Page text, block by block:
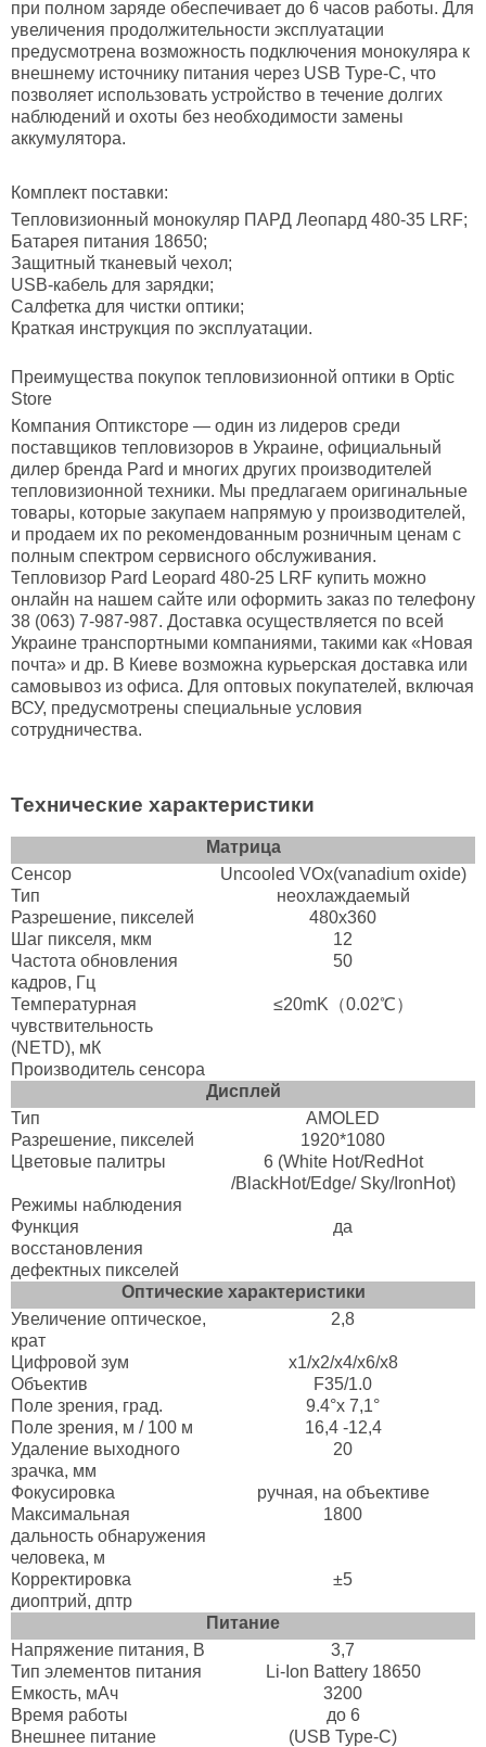
при полном заряде обеспечивает до 6 часов работы. Для
увеличения продолжительности эксплуатации
предусмотрена возможность подключения монокуляра к
внешнему источнику питания через USB Type-C, что
позволяет использовать устройство в течение долгих
наблюдений и охоты без необходимости замены
аккумулятора.
Комплект поставки:
Тепловизионный монокуляр ПАРД Леопард 480-35 LRF;
Батарея питания 18650;
Защитный тканевый чехол;
USB-кабель для зарядки;
Салфетка для чистки оптики;
Краткая инструкция по эксплуатации.
Преимущества покупок тепловизионной оптики в Optic
Store
Компания Оптиксторе — один из лидеров среди
поставщиков тепловизоров в Украине, официальный
дилер бренда Pard и многих других производителей
тепловизионной техники. Мы предлагаем оригинальные
товары, которые закупаем напрямую у производителей,
и продаем их по рекомендованным розничным ценам с
полным спектром сервисного обслуживания.
Тепловизор Pard Leopard 480-25 LRF купить можно
онлайн на нашем сайте или оформить заказ по телефону
38 (063) 7-987-987. Доставка осуществляется по всей
Украине транспортными компаниями, такими как «Новая
почта» и др. В Киеве возможна курьерская доставка или
самовывоз из офиса. Для оптовых покупателей, включая
ВСУ, предусмотрены специальные условия
сотрудничества.
Технические характеристики
Матрица
Сенсор
Uncooled VOx(vanadium oxide)
Тип
неохлаждаемый
Разрешение, пикселей
480х360
Шаг пикселя, мкм
12
Частота обновления
кадров, Гц
50
Температурная
чувствительность
(NETD), мК
≤20mK（0.02℃）
Производитель сенсора
Дисплей
Тип
AMOLED
Разрешение, пикселей
1920*1080
Цветовые палитры
6 (White Hot/RedHot
/BlackHot/Edge/ Sky/IronHot)
Режимы наблюдения
Функция
восстановления
дефектных пикселей
да
Оптические характеристики
Увеличение оптическое,
крат
2,8
Цифровой зум
х1/x2/x4/х6/х8
Объектив
F35/1.0
Поле зрения, град.
9.4°х 7,1°
Поле зрения, м / 100 м
16,4 -12,4
Удаление выходного
зрачка, мм
20
Фокусировка
ручная, на объективе
Максимальная
дальность обнаружения
человека, м
1800
Корректировка
диоптрий, дптр
±5
Питание
Напряжение питания, B
3,7
Тип элементов питания
Li-Ion Battery 18650
Емкость, мАч
3200
Время работы
до 6
Внешнее питание
(USB Type-C)